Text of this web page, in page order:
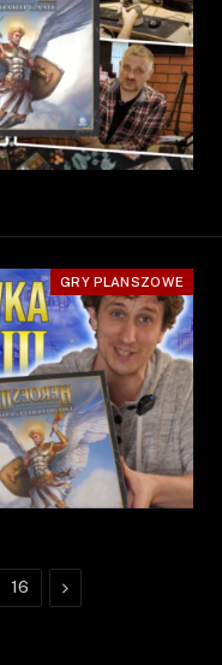
GRY PLANSZOWE
16 Następne